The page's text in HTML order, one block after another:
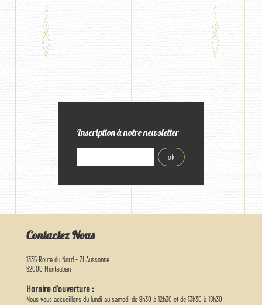
Inscription à notre newsletter
Contactez Nous
1335 Route du Nord - ZI Aussonne
82000 Montauban
Horaire d'ouverture :
Nous vous accueillons du lundi au samedi de 9h30 à 12h30 et de 13h30 à 18h30